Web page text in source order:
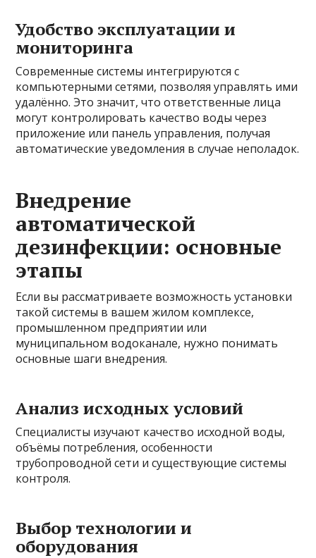
Удобство эксплуатации и
мониторинга
Современные системы интегрируются с
компьютерными сетями, позволяя управлять ими
удалённо. Это значит, что ответственные лица
могут контролировать качество воды через
приложение или панель управления, получая
автоматические уведомления в случае неполадок.
Внедрение
автоматической
дезинфекции: основные
этапы
Если вы рассматриваете возможность установки
такой системы в вашем жилом комплексе,
промышленном предприятии или
муниципальном водоканале, нужно понимать
основные шаги внедрения.
Анализ исходных условий
Специалисты изучают качество исходной воды,
объёмы потребления, особенности
трубопроводной сети и существующие системы
контроля.
Выбор технологии и
оборудования